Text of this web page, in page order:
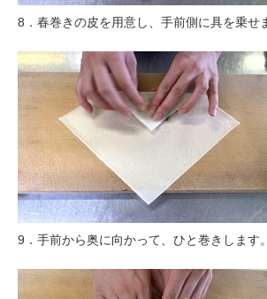
8．春巻きの皮を用意し、手前側に具を乗せ
9．手前から奥に向かって、ひと巻きします。